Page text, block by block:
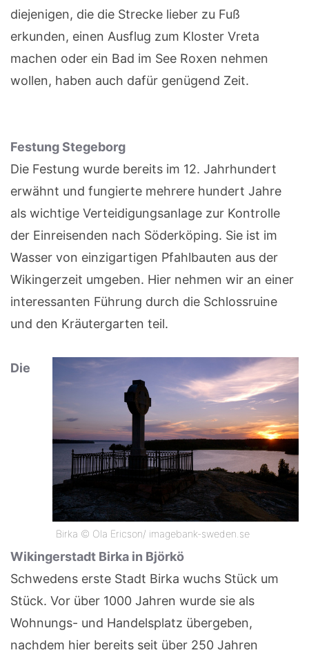
diejenigen, die die Strecke lieber zu Fuß
erkunden, einen Ausflug zum Kloster Vreta
machen oder ein Bad im See Roxen nehmen
wollen, haben auch dafür genügend Zeit.
Festung Stegeborg
Die Festung wurde bereits im 12. Jahrhundert
erwähnt und fungierte mehrere hundert Jahre
als wichtige Verteidigungsanlage zur Kontrolle
der Einreisenden nach Söderköping. Sie ist im
Wasser von einzigartigen Pfahlbauten aus der
Wikingerzeit umgeben. Hier nehmen wir an einer
interessanten Führung durch die Schlossruine
und den Kräutergarten teil.
Birka © Ola Ericson/ imagebank-sweden.se
Die
Wikingerstadt Birka in Björkö
Schwedens erste Stadt Birka wuchs Stück um
Stück. Vor über 1000 Jahren wurde sie als
Wohnungs- und Handelsplatz übergeben,
nachdem hier bereits seit über 250 Jahren